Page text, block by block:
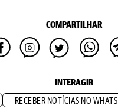
COMPARTILHAR
INTERAGIR
RECEBER NOTÍCIAS NO WHATS